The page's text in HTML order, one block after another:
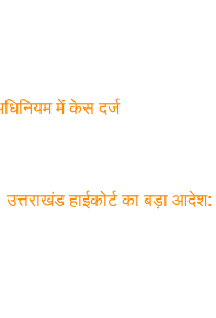
में केस दर्ज
उत्तराखंड हाईकोर्ट का बड़ा